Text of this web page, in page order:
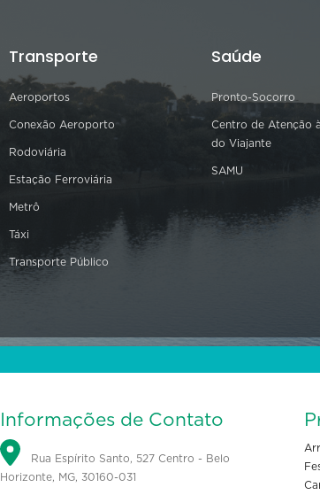
Transporte
Aeroportos
Conexão Aeroporto
Rodoviária
Estação Ferroviária
Metrô
Táxi
Transporte Público
Saúde
Pronto-Socorro
Centro de Atenção
do Viajante
SAMU
Informações de Contato
Rua Espírito Santo, 527 Centro - Belo
Horizonte, MG, 30160-031